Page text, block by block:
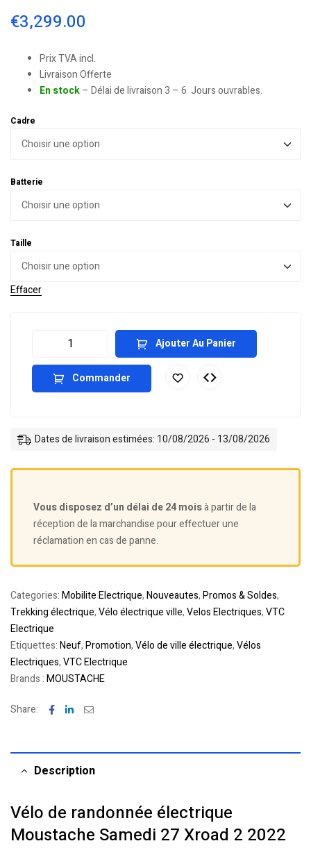
€3,299.00
Prix TVA incl.
Livraison Offerte
En stock– Délai de livraison 3 – 6 Jours ouvrables.
Cadre
Batterie
Taille
Effacer
Ajouter Au Panier
Commander
Dates de livraison estimées: 10/08/2026 - 13/08/2026
Vous disposez d’un délai de 24 moisà partir de la
réception de la marchandise pour effectuer une
réclamation en cas de panne.
Categories:Mobilite Electrique,Nouveautes,Promos & Soldes,
Trekking électrique,Vélo électrique ville,Velos Electriques,VTC
Electrique
Etiquettes:Neuf,Promotion,Vélo de ville électrique,Vélos
Electriques,VTC Electrique
Brands :MOUSTACHE
Share: Facebook
LinkedinEmail
Description
Vélo de randonnée électrique
Moustache Samedi 27 Xroad 2 2022